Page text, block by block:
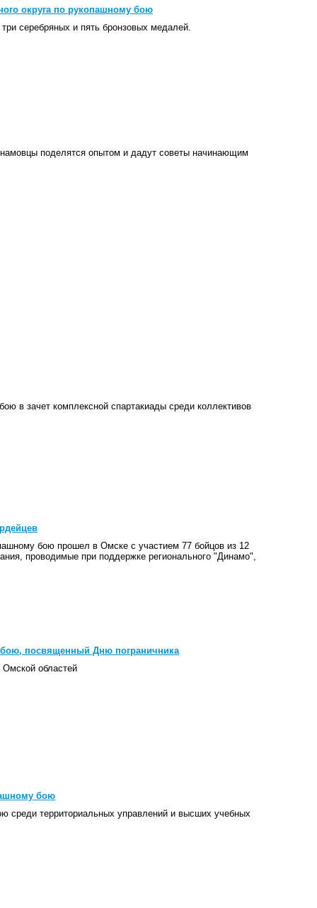
округа по рукопашному бою
серебряных и пять бронзовых медалей.
поделятся опытом и дадут советы начинающим
в зачет комплексной спартакиады среди коллективов
бою прошел в Омске с участием 77 бойцов из 12
проводимые при поддержке регионального "Динамо",
посвященный Дню пограничника
Омской областей
бою
территориальных управлений и высших учебных